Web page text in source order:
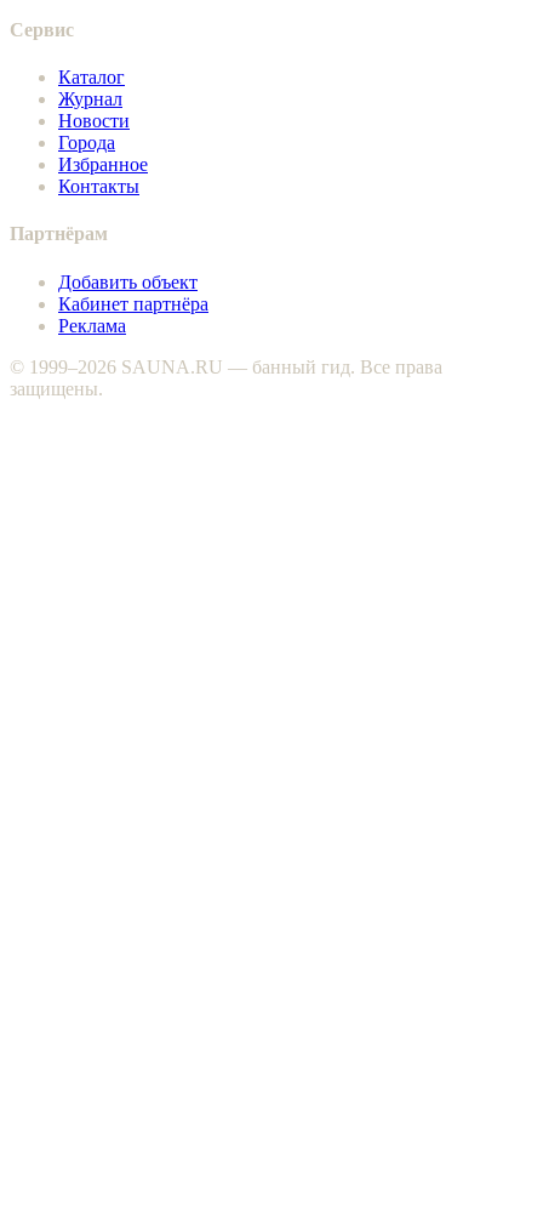
Сервис
Каталог
Журнал
Новости
Города
Избранное
Контакты
Партнёрам
Добавить объект
Кабинет партнёра
Реклама
© 1999–2026 SAUNA.RU — банный гид. Все права
защищены.